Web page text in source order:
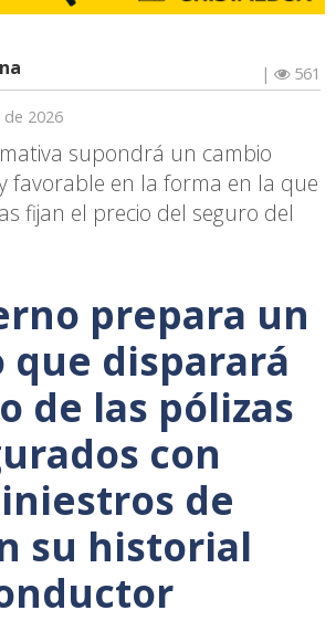
| 561
de 2026
supondrá un cambio
favorable en la forma en la que
fijan el precio del seguro del
prepara un
que disparará
de las pólizas
con
de
su historial